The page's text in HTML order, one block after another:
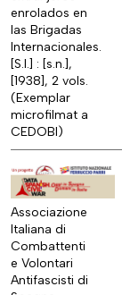
enrolados en
las Brigadas
Internacionales.
[S.l.] : [s.n.],
[1938], 2 vols.
(Exemplar
microfilmat a
CEDOBI)
Associazione
Italiana di
Combattenti
e Volontari
Antifascisti di